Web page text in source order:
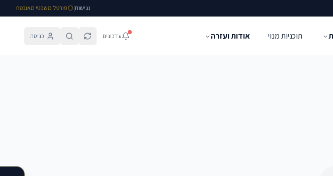
נגישות| פורטל משפטי מאובטח
תוכניות מנוי אודות ועזרה עדכונים כניסה